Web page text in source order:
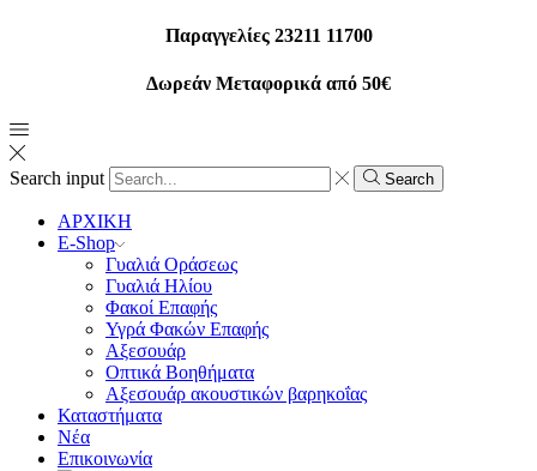
Παραγγελίες 23211 11700
Δωρεάν Μεταφορικά από 50€
Search input Search
ΑΡΧΙΚΗ
E-Shop
Γυαλιά Οράσεως
Γυαλιά Ηλίου
Φακοί Επαφής
Υγρά Φακών Επαφής
Αξεσουάρ
Οπτικά Βοηθήματα
Αξεσουάρ ακουστικών βαρηκοΐας
Καταστήματα
Νέα
Επικοινωνία